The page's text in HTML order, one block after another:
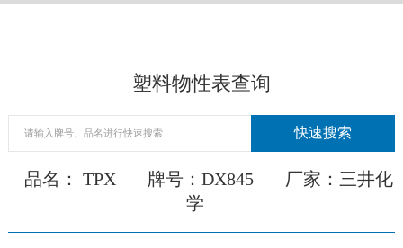
塑料物性表查询
品名： TPX 牌号：DX845
厂家：三井化
学